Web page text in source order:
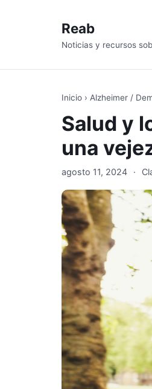
Reab
Noticias y recursos
Inicio › Alzheimer /
Salud y
una
agosto 11, 2024 ·